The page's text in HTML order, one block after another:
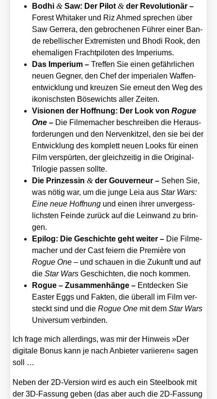
Bodhi& Saw: Der Pilot& der Revo­lu­tio­när –
Forest Whita­ker und Riz Ahmed spre­chen über
Saw Ger­rera, den gebro­che­nen Füh­rer einer Ban­
de rebel­li­scher Extre­mis­ten und Bho­di Rook, den
ehe­ma­li­gen Fracht­pi­lo­ten des Impe­ri­ums.
Das Impe­ri­um –Tref­fen Sie einen gefähr­li­chen
neu­en Geg­ner, den Chef der impe­ria­len Waf­fen­
ent­wick­lung und kreu­zen Sie erneut den Weg des
iko­nischs­ten Böse­wichts aller Zei­ten.
Visio­nen der Hoff­nung: Der Look vonRogue
One – Die Fil­me­ma­cher beschrei­ben die Heraus­
forderungen und den Ner­ven­kit­zel, den sie bei der
Ent­wick­lung des kom­plett neu­en Looks für einen
Film ver­spür­ten, der gleich­zei­tig in die Ori­gi­nal-
Tri­lo­gie pas­sen soll­te.
Die Prin­zes­sin& der Gou­ver­neur – Sehen Sie,
was nötig war, um die jun­ge Leia ausStar Wars:
Eine neue Hoff­nung und einen ihrer unver­gess­
lichs­ten Fein­de zurück auf die Lein­wand zu brin­
gen.
Epi­log: Die Geschich­te geht wei­ter – Die Fil­me­
ma­cher und der Cast fei­ern die Pre­miè­re von
Rogue One – und schau­en in die Zukunft und auf
dieStar Wars Geschich­ten, die noch kom­men.
Rogue – Zusam­men­hän­ge – Ent­de­cken Sie
Eas­ter Eggs und Fak­ten, die über­all im Film ver­
steckt sind und dieRogue One mit demStar Wars
Uni­ver­sum ver­bin­den.
Ich fra­ge mich aller­dings, was mir der Hin­weis »Der
digi­ta­le Bonus kann je nach Anbie­ter vari­ie­ren« sagen
soll …
Neben der 2D-Ver­si­on wird es auch ein Steel­book mit
der 3D-Fas­sung geben (das aber auch die 2D-Fas­sung